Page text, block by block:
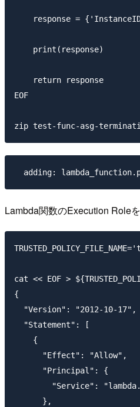
response =
    print(response)
    return response
EOF
Lambda関数のExecution Roleを
cat << EOF >
{
  "Version": "2012-10-17",
  "Statement": [
    {
      "Effect": "Allow",
      "Principal": {
"Service":
      },